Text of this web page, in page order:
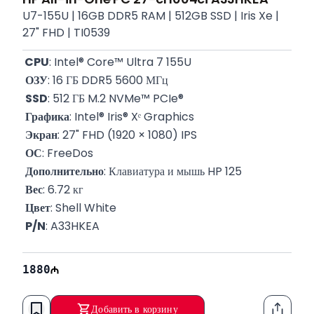
U7-155U | 16GB DDR5 RAM | 512GB SSD | Iris Xe |
27" FHD | TI0539
CPU: Intel® Core™ Ultra 7 155U
ОЗУ: 16 ГБ DDR5 5600 МГц
SSD: 512 ГБ M.2 NVMe™ PCIe®
Графика: Intel® Iris® Xᵉ Graphics
Экран: 27" FHD (1920 × 1080) IPS
ОС: FreeDos
Дополнительно: Клавиатура и мышь HP 125
Вес: 6.72 кг
Цвет: Shell White
P/N: A33HKEA
1880
Добавить в корзину